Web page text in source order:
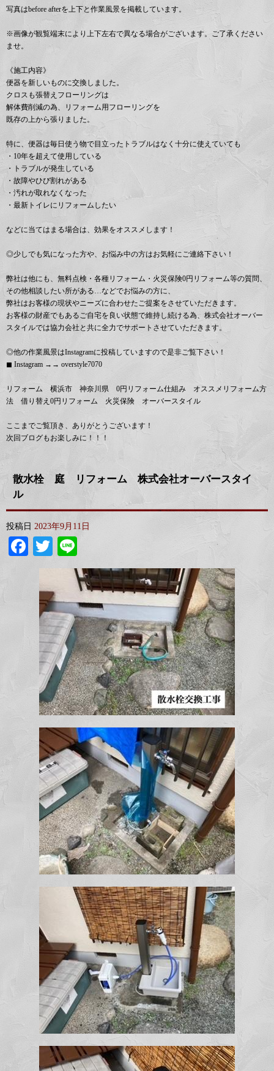
写真はbefore afterを上下と作業風景を掲載しています。
※画像が観覧端末により上下左右で異なる場合がございます。ご了承ください
ませ。
《施工内容》
便器を新しいものに交換しました。
クロスも張替えフローリングは
解体費削減の為、リフォーム用フローリングを
既存の上から張りました。
特に、便器は毎日使う物で目立ったトラブルはなく十分に使えていても
・10年を超えて使用している
・トラブルが発生している
・故障やひび割れがある
・汚れが取れなくなった
・最新トイレにリフォームしたい
などに当てはまる場合は、効果をオススメします！
◎少しでも気になった方や、お悩み中の方はお気軽にご連絡下さい！
弊社は他にも、無料点検・各種リフォーム・火災保険0円リフォーム等の質問、
その他相談したい所がある…などでお悩みの方に、
弊社はお客様の現状やニーズに合わせたご提案をさせていただきます。
お客様の財産でもあるご自宅を良い状態で維持し続ける為、株式会社オーバー
スタイルでは協力会社と共に全力でサポートさせていただきます。
◎他の作業風景はInstagramに投稿していますので是非ご覧下さい！
◼︎ Instagram →→ overstyle7070
リフォーム 横浜市 神奈川県 0円リフォーム仕組み オススメリフォーム方
法 借り替え0円リフォーム 火災保険 オーバースタイル
ここまでご覧頂き、ありがとうございます！
次回ブログもお楽しみに！！！
散水栓 庭 リフォーム 株式会社オーバースタイ
ル
投稿日 2023年9月11日
Facebook
Twitter